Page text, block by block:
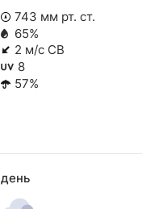
743 мм рт. ст.
65%
2 м/с СВ
8
57%
день